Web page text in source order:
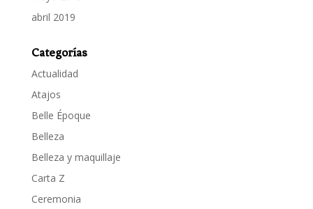
abril 2019
Categorías
Actualidad
Atajos
Belle Époque
Belleza
Belleza y maquillaje
Carta Z
Ceremonia